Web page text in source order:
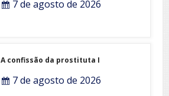
7 de agosto de 2026
A confissão da prostituta I
7 de agosto de 2026